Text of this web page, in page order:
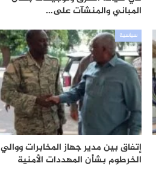
المباني والمنشآت على…
سياسية
إتفاق بين مدير جهاز المخابرات ووالي
الخرطوم بشأن المهددات الأمنية